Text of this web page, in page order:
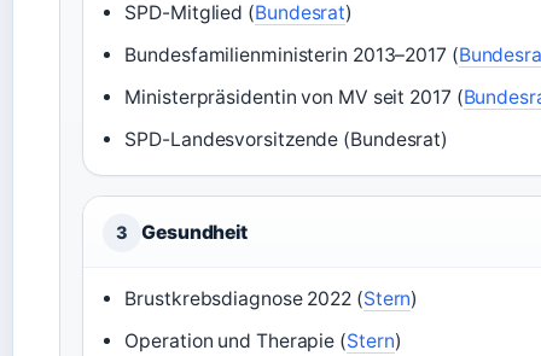
SPD-Mitglied (Bundesrat)
Bundesfamilienministerin 2013–2017 (
Ministerpräsidentin von MV seit 2017 (
SPD-Landesvorsitzende (Bundesrat)
3 Gesundheit
Brustkrebsdiagnose 2022 (Stern)
Operation und Therapie (Stern)